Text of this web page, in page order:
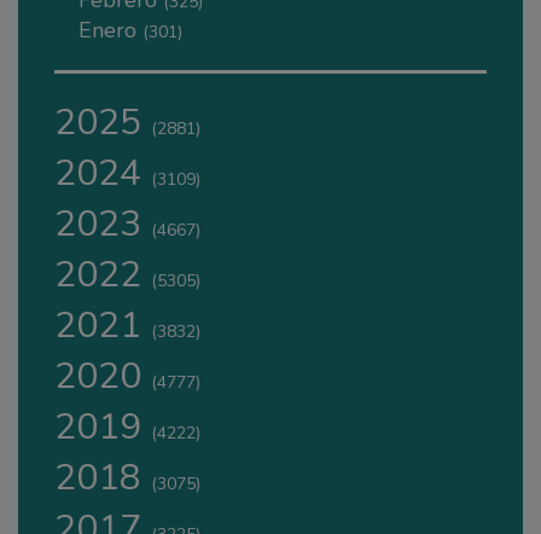
Enero (301)
2025 (2881)
2024 (3109)
2023 (4667)
2022 (5305)
2021 (3832)
2020 (4777)
2019 (4222)
2018 (3075)